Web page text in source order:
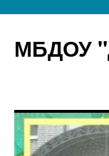
МБДОУ